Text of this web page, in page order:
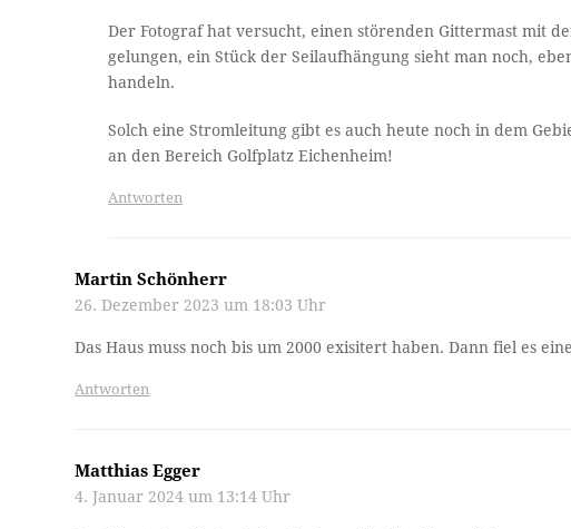
Der Fotograf hat versucht, einen störenden Gittermast mit
gelungen, ein Stück der Seilaufhängung sieht man noch,
handeln.
Solch eine Stromleitung gibt es auch heute noch in dem
an den Bereich Golfplatz Eichenheim!
Antworten
Martin Schönherr
26. Dezember 2023 um 18:03 Uhr
Das Haus muss noch bis um 2000 exisitert haben. Dann fiel es
Antworten
Matthias Egger
4. Januar 2024 um 13:14 Uhr